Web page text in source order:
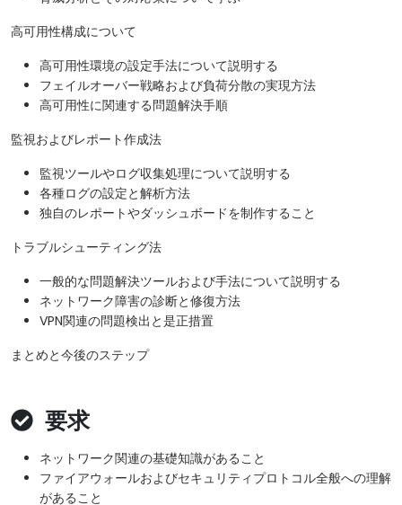
高可用性構成について
高可用性環境の設定手法について説明する
フェイルオーバー戦略および負荷分散の実現方法
高可用性に関連する問題解決手順
監視およびレポート作成法
監視ツールやログ収集処理について説明する
各種ログの設定と解析方法
独自のレポートやダッシュボードを制作すること
トラブルシューティング法
一般的な問題解決ツールおよび手法について説明する
ネットワーク障害の診断と修復方法
VPN関連の問題検出と是正措置
まとめと今後のステップ
要求
ネットワーク関連の基礎知識があること
ファイアウォールおよびセキュリティプロトコル全般への理解
があること